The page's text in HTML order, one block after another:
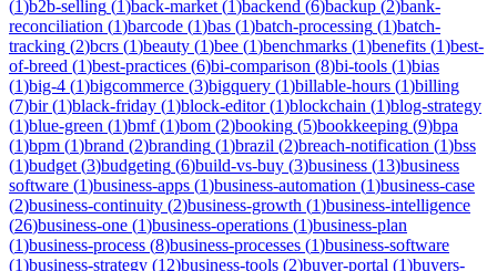
(1)b2b-selling (1)back-market (1)backend (6)backup (2)bank-
reconciliation (1)barcode (1)bas (1)batch-processing (1)batch-
tracking (2)bcrs (1)beauty (1)bee (1)benchmarks (1)benefits (1)best-
of-breed (1)best-practices (6)bi-comparison (8)bi-tools (1)bias
(1)big-4 (1)bigcommerce (3)bigquery (1)billable-hours (1)billing
(7)bir(1)black-friday (1)block-editor(1)blockchain (1)blog-strategy
(1)blue-green (1)bmf(1)bom (2)booking (5)bookkeeping (9)bpa
(1)bpm (1)brand (2)branding (1)brazil (2)breach-notification (1)bss
(1)budget (3)budgeting (6)build-vs-buy (3)business (13)business
software (1)business-apps (1)business-automation (1)business-case
(2)business-continuity (2)business-growth (1)business-intelligence
(26)business-one (1)business-operations (1)business-plan
(1)business-process (8)business-processes (1)business-software
(1)business-strategy (12)business-tools (2)buyer-portal (1)buyers-